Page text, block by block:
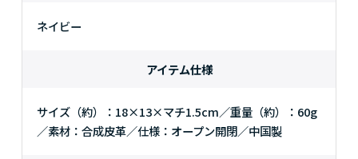
ネイビー
アイテム仕様
サイズ（約）：18×13×マチ1.5cm／重量（約）：60g
／素材：合成皮革／仕様：オープン開閉／中国製